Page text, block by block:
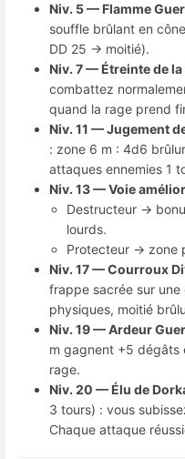
Niv. 5 — Flamme
souffle brûlant en
DD 25 → moitié).
Niv. 7 — Étreinte de
combattez
quand la rage prend
Niv. 11 — Jugement
: zone 6 m : 4d6
attaques ennemies 1
Niv. 13 — Voie
Destructeur →
lourds.
Protecteur → zone
Niv. 17 — Courroux
frappe sacrée sur
physiques, moitié
Niv. 19 — Ardeur
m gagnent +5 dégâts
rage.
Niv. 20 — Élu de
3 tours) : vous
Chaque attaque